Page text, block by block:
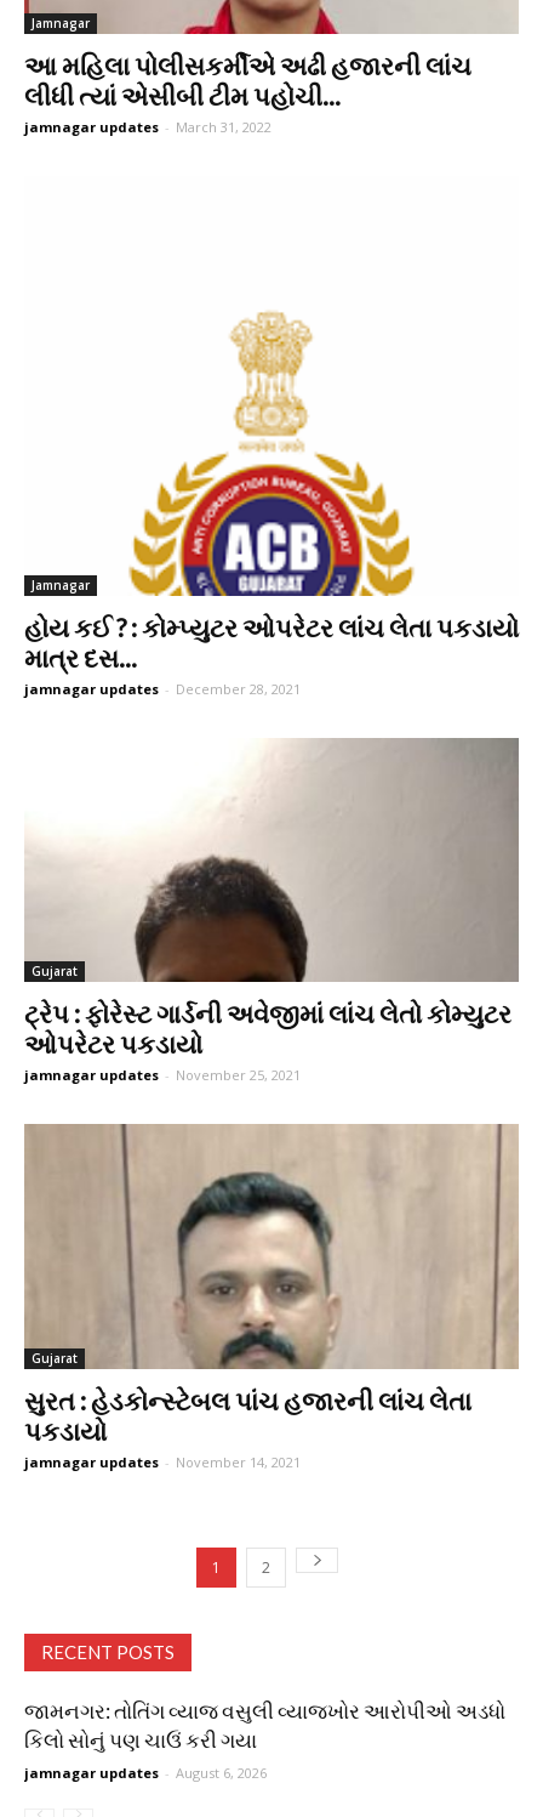
Jamnagar
આ મહિલા પોલીસકર્મીએ અઢી હજારની લાંચ
લીધી ત્યાં એસીબી ટીમ પહોચી...
jamnagar updates - March 31, 2022
Jamnagar
હોય કઈ ? : કોમ્પ્યુટર ઓપરેટર લાંચ લેતા પકડાયો
માત્ર દસ...
jamnagar updates - December 28, 2021
Gujarat
ટ્રેપ : ફોરેસ્ટ ગાર્ડની અવેજીમાં લાંચ લેતો કોમ્યુટર
ઓપરેટર પકડાયો
jamnagar updates - November 25, 2021
Gujarat
સુરત : હેડકોન્સ્ટેબલ પાંચ હજારની લાંચ લેતા
પકડાયો
jamnagar updates - November 14, 2021
1 2
RECENT POSTS
જામનગર: તોતિંગ વ્યાજ વસુલી વ્યાજખોર આરોપીઓ અડધો
કિલો સોનું પણ ચાઉં કરી ગયા
jamnagar updates - August 6, 2026